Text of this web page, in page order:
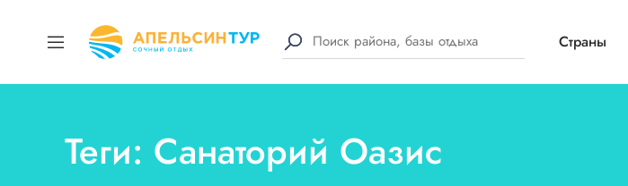
Страны
Теги: Санаторий Оазис